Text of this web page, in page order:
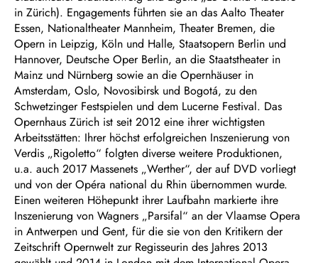
in Zürich). Engagements führten sie an das Aalto Theater
Essen, Nationaltheater Mannheim, Theater Bremen, die
Opern in Leipzig, Köln und Halle, Staatsopern Berlin und
Hannover, Deutsche Oper Berlin, an die Staatstheater in
Mainz und Nürnberg sowie an die Opernhäuser in
Amsterdam, Oslo, Novosibirsk und Bogotá, zu den
Schwetzinger Festspielen und dem Lucerne Festival. Das
Opernhaus Zürich ist seit 2012 eine ihrer wichtigsten
Arbeitsstätten: Ihrer höchst erfolgreichen Inszenierung von
Verdis „Rigoletto“ folgten diverse weitere Produktionen,
u.a. auch 2017 Massenets „Werther“, der auf DVD vorliegt
und von der Opéra national du Rhin übernommen wurde.
Einen weiteren Höhepunkt ihrer Laufbahn markierte ihre
Inszenierung von Wagners „Parsifal“ an der Vlaamse Opera
in Antwerpen und Gent, für die sie von den Kritikern der
Zeitschrift Opernwelt zur Regisseurin des Jahres 2013